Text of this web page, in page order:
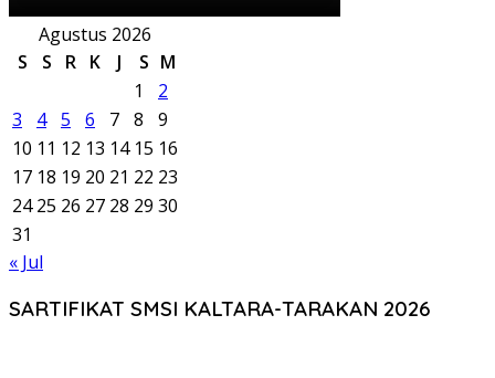
Agustus 2026
S
S R K J S M
1
2
3
4 5 6 7 8
9
10 11 12 13 14 15 16
17 18 19 20 21 22 23
24 25 26 27 28 29 30
31
« Jul
SARTIFIKAT SMSI KALTARA-TARAKAN 2026